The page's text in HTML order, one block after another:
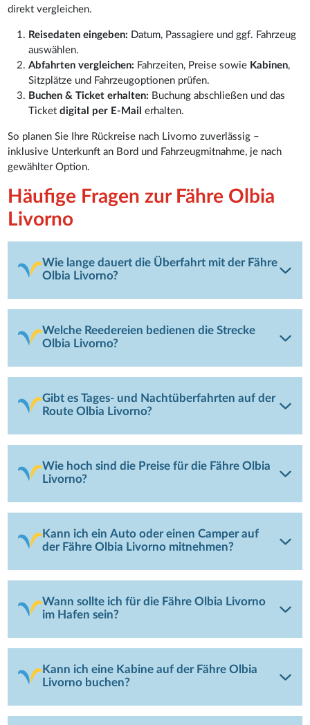
direkt vergleichen.
Reisedaten eingeben: Datum, Passagiere und ggf. Fahrzeug
auswählen.
Abfahrten vergleichen: Fahrzeiten, Preise sowie Kabinen,
Sitzplätze und Fahrzeugoptionen prüfen.
Buchen & Ticket erhalten: Buchung abschließen und das
Ticketdigital per E-Mail erhalten.
So planen Sie Ihre Rückreise nach Livorno zuverlässig –
inklusive Unterkunft an Bord und Fahrzeugmitnahme, je nach
gewählter Option.
Häufige Fragen zur Fähre Olbia
Livorno
Wie lange dauert die Überfahrt mit der Fähre
Olbia Livorno?
Welche Reedereien bedienen die Strecke
Olbia Livorno?
Gibt es Tages- und Nachtüberfahrten auf der
Route Olbia Livorno?
Wie hoch sind die Preise für die Fähre Olbia
Livorno?
Kann ich ein Auto oder einen Camper auf
der Fähre Olbia Livorno mitnehmen?
Wann sollte ich für die Fähre Olbia Livorno
im Hafen sein?
Kann ich eine Kabine auf der Fähre Olbia
Livorno buchen?